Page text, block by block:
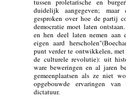
tussen proletarische en
duidelijk aangegeven;
gesproken over hoe de partij
democratie moet laten ontstaan.
en hen deel laten nemen aan
eigen aard
punt verder te ontwikkelen, met
de culturele revolutie): uit
ware beweringen en al jaren
gemeenplaatsen als ze niet
opgebouwde ervaringen
dictatuur.